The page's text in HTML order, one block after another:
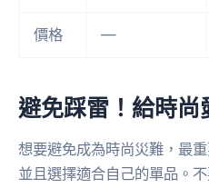
價格 —
避免踩雷！給時
想要避免成為時尚災難，最
並且選擇適合自己的單品。